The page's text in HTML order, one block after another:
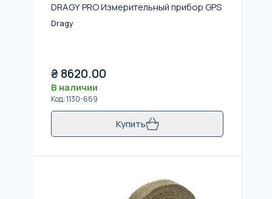
DRAGY PRO Измерительный прибор GPS
Dragy
₴ 8620.00
В наличии
Код:1130-669
Купить